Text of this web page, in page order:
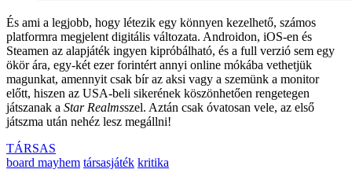
És ami a legjobb, hogy létezik egy könnyen kezelhető, számos
platformra megjelent digitális változata. Androidon, iOS-en és
Steamen az alapjáték ingyen kipróbálható, és a full verzió sem egy
ökör ára, egy-két ezer forintért annyi online mókába vethetjük
magunkat, amennyit csak bír az aksi vagy a szemünk a monitor
előtt, hiszen az USA-beli sikerének köszönhetően rengetegen
játszanak a Star Realmsszel. Aztán csak óvatosan vele, az első
játszma után nehéz lesz megállni!
TÁRSAS
board mayhem társasjáték kritika